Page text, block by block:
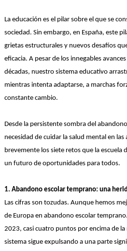
La educación es el pilar sobre el que se
sociedad. Sin embargo, en España, este
grietas estructurales y nuevos desafíos
eficacia. A pesar de los innegables
décadas, nuestro sistema educativo
mientras intenta adaptarse, a marchas
constante cambio.
Desde la persistente sombra del
necesidad de cuidar la salud mental en las
brevemente los siete retos que la escuela
un futuro de oportunidades para todos.
1. Abandono escolar temprano: una
Las cifras son tozudas. Aunque hemos
de Europa en abandono escolar
2023, casi cuatro puntos por encima de
sistema sigue expulsando a una parte